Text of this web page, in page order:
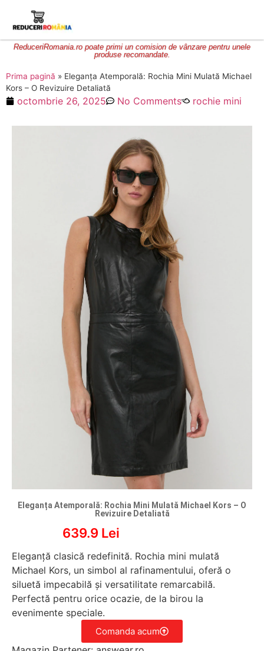
ReduceriRomania.ro poate primi un comision de vânzare pentru unele
produse recomandate.
Prima pagină » Eleganța Atemporală: Rochia Mini Mulată Michael
Kors – O Revizuire Detaliată
octombrie 26, 2025 No Comments rochie mini
Eleganța Atemporală: Rochia Mini Mulată Michael Kors – O
Revizuire Detaliată
639.9 Lei
Eleganță clasică redefinită. Rochia mini mulată
Michael Kors, un simbol al rafinamentului, oferă o
siluetă impecabilă și versatilitate remarcabilă.
Perfectă pentru orice ocazie, de la birou la
evenimente speciale.
Comanda acum